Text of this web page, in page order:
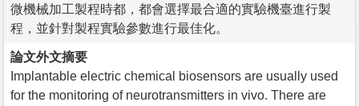
微機械加工製程時都，都會選擇最合適的實驗機臺進行製
程，並針對製程實驗參數進行最佳化。
論文外文摘要
Implantable electric chemical biosensors are usually used
for the monitoring of neurotransmitters in vivo. There are